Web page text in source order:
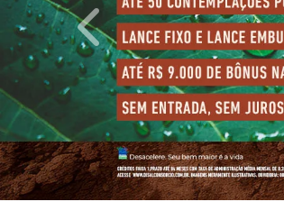
templates.template-